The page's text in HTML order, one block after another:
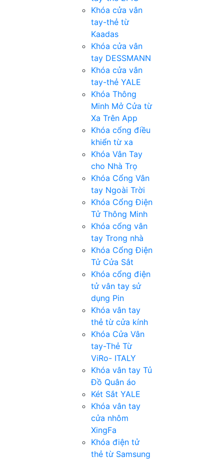
Khóa cửa vân
tay-thẻ từ
Kaadas
Khóa cửa vân
tay DESSMANN
Khóa cửa vân
tay-thẻ YALE
Khóa Thông
Minh Mở Cửa từ
Xa Trên App
Khóa cổng điều
khiển từ xa
Khóa Vân Tay
cho Nhà Trọ
Khóa Cổng Vân
tay Ngoài Trời
Khóa Cổng Điện
Tử Thông Minh
Khóa cổng vân
tay Trong nhà
Khóa Cổng Điện
Tử Cửa Sắt
Khóa cổng điện
tử vân tay sử
dụng Pin
Khóa vân tay
thẻ từ cửa kính
Khóa Cửa Vân
tay-Thẻ Từ
ViRo- ITALY
Khóa vân tay Tủ
Đồ Quân áo
Két Sắt YALE
Khóa vân tay
cửa nhôm
XingFa
Khóa điện tử
thẻ từ Samsung